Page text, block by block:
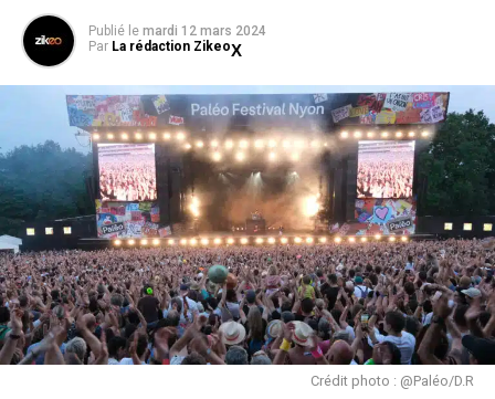
Publié le mardi 12 mars 2024
Par La rédaction Zikeo
Crédit photo : @Paléo/D.R